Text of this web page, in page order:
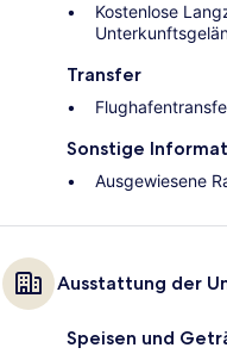
Kostenlose
Transfer
Sonstige
Ausgewiesene
Ausstattung der
Speisen und